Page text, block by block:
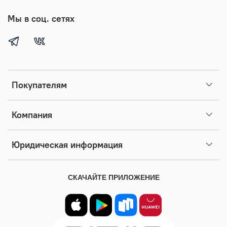
Покупателям
Компания
Юридическая информация
Мы в соц. сетях
СКАЧАЙТЕ ПРИЛОЖЕНИЕ